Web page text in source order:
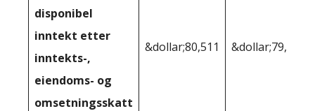
disponibel
inntekt etter
inntekts-,
eiendoms- og
omsetningsskatt
&dollar;80,511 &dollar;79,176